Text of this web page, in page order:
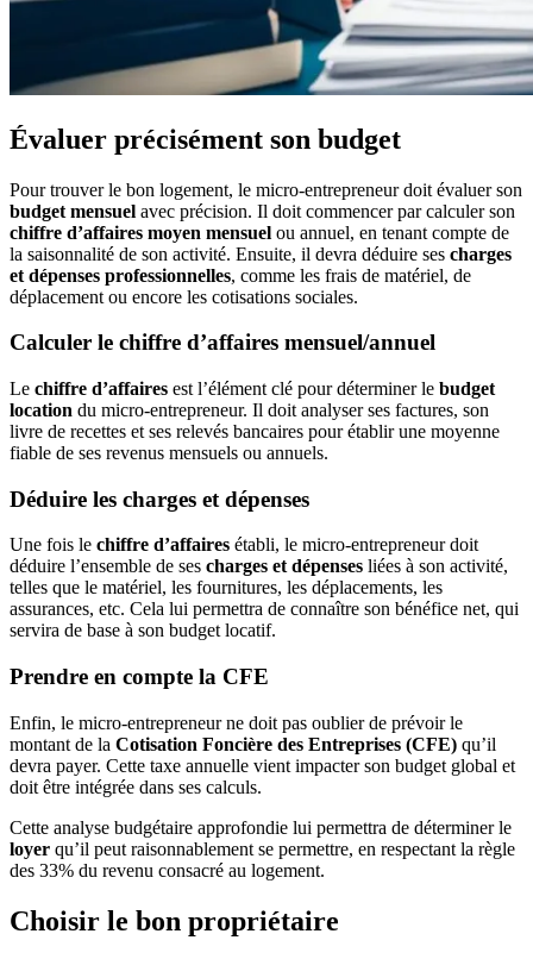
Évaluer précisément son budget
Pour trouver le bon logement, le micro-entrepreneur doit évaluer son
budget mensuel avec précision. Il doit commencer par calculer son
chiffre d’affaires moyen mensuel ou annuel, en tenant compte de
la saisonnalité de son activité. Ensuite, il devra déduire ses charges
et dépenses professionnelles, comme les frais de matériel, de
déplacement ou encore les cotisations sociales.
Calculer le chiffre d’affaires mensuel/annuel
Le chiffre d’affaires est l’élément clé pour déterminer le budget
location du micro-entrepreneur. Il doit analyser ses factures, son
livre de recettes et ses relevés bancaires pour établir une moyenne
fiable de ses revenus mensuels ou annuels.
Déduire les charges et dépenses
Une fois le chiffre d’affaires établi, le micro-entrepreneur doit
déduire l’ensemble de ses charges et dépenses liées à son activité,
telles que le matériel, les fournitures, les déplacements, les
assurances, etc. Cela lui permettra de connaître son bénéfice net, qui
servira de base à son budget locatif.
Prendre en compte la CFE
Enfin, le micro-entrepreneur ne doit pas oublier de prévoir le
montant de la Cotisation Foncière des Entreprises (CFE) qu’il
devra payer. Cette taxe annuelle vient impacter son budget global et
doit être intégrée dans ses calculs.
Cette analyse budgétaire approfondie lui permettra de déterminer le
loyer qu’il peut raisonnablement se permettre, en respectant la règle
des 33% du revenu consacré au logement.
Choisir le bon propriétaire